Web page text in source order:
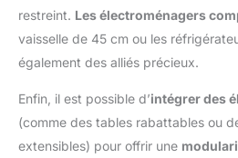
restreint. Les électroménagers
vaisselle de 45 cm ou les
également des alliés précieux.
Enfin, il est possible d’intégrer des
(comme des tables rabattables ou
extensibles) pour offrir une